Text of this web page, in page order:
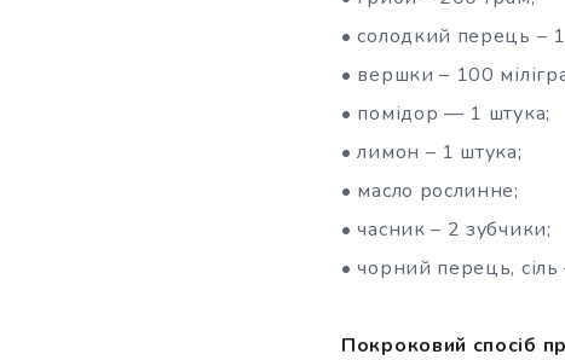
• солодкий перець –
• вершки – 100
• помідор — 1 штука;
• лимон – 1 штука;
• масло рослинне;
• часник – 2 зубчики;
• чорний перець, сіль
Покроковий спосіб